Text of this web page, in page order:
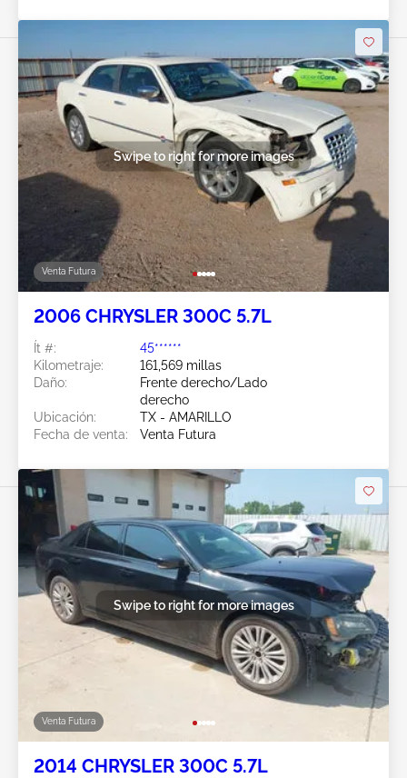
Venta Futura
Swipe to right for more images
2006 CHRYSLER 300C 5.7L
Ít #:
45******
Kilometraje:
161,569 millas
Daño:
Frente derecho/Lado
derecho
Ubicación:
TX - AMARILLO
Fecha de venta:
Venta Futura
Venta Futura
Swipe to right for more images
2014 CHRYSLER 300C 5.7L